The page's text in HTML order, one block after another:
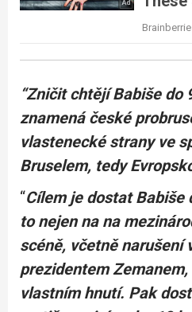
“Zničit chtějí Babiše do
znamená české
vlastenecké strany ve
Bruselem, tedy
“Cílem je dostat Babiše
to nejen na na
scéně, včetně narušení
prezidentem
vlastním hnutí. Pak